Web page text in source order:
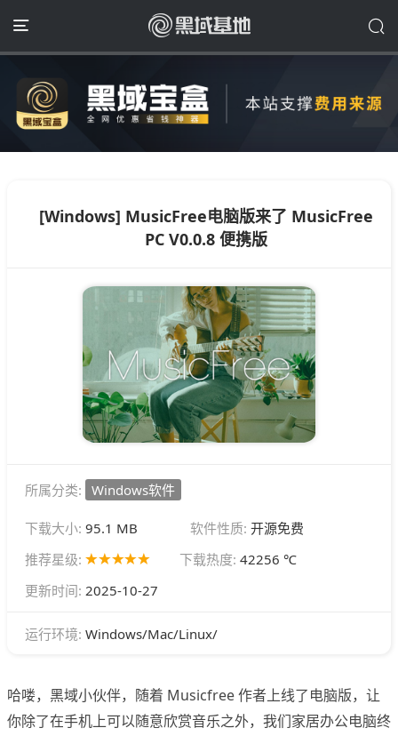
[Windows] MusicFree电脑版来了 MusicFree
PC V0.0.8 便携版
所属分类: Windows软件
下载大小: 95.1 MB 软件性质: 开源免费
推荐星级:
下载热度: 42256 ℃
更新时间: 2025-10-27
运行环境: Windows/Mac/Linux/
哈喽，黑域小伙伴，随着 Musicfree 作者上线了电脑版，让
你除了在手机上可以随意欣赏音乐之外，我们家居办公电脑终